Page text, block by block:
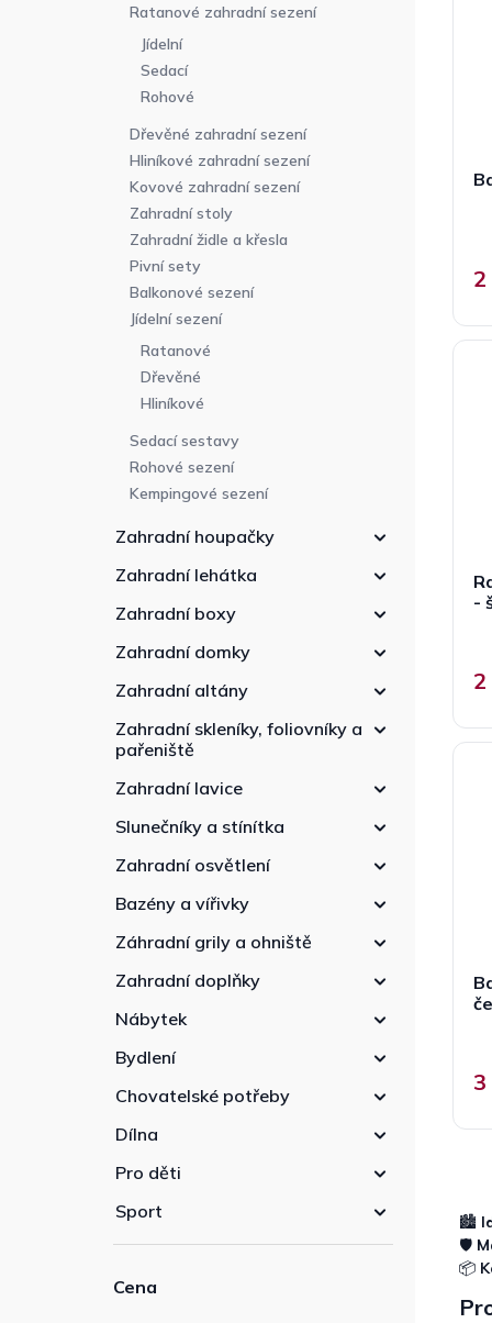
Ratanové zahradní sezení
Jídelní
Sedací
Rohové
Dřevěné zahradní sezení
Hliníkové zahradní sezení
Kovové zahradní sezení
Zahradní stoly
Zahradní židle a křesla
Pivní sety
Balkonové sezení
Jídelní sezení
Ratanové
Dřevěné
Hliníkové
Sedací sestavy
Rohové sezení
Kempingové sezení
Zahradní houpačky
Zahradní lehátka
Zahradní boxy
Zahradní domky
Zahradní altány
Zahradní skleníky, foliovníky a
pařeniště
Zahradní lavice
Slunečníky a stínítka
Zahradní osvětlení
Bazény a vířivky
Záhradní grily a ohniště
Zahradní doplňky
Nábytek
Bydlení
Chovatelské potřeby
Dílna
Pro děti
Sport
Cena
2
-
2
3
🏙️
🛡️
📦